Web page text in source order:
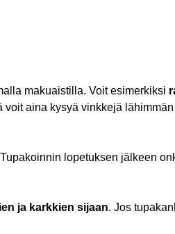
makuaistilla. Voit esimerkiksi
voit aina kysyä vinkkejä
lopetuksen jälkeen
ja karkkien sijaan. Jos